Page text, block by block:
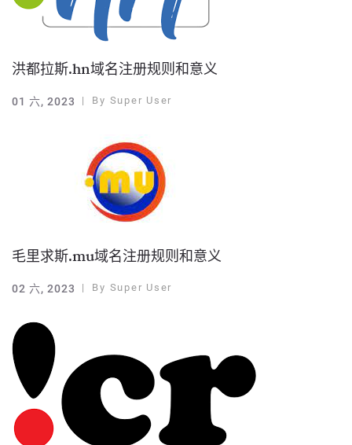
洪都拉斯.hn域名注册规则和意义
01 六, 2023 By Super User
毛里求斯.mu域名注册规则和意义
02 六, 2023 By Super User